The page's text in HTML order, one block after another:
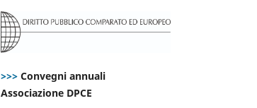
>>> Convegni annuali
Associazione DPCE